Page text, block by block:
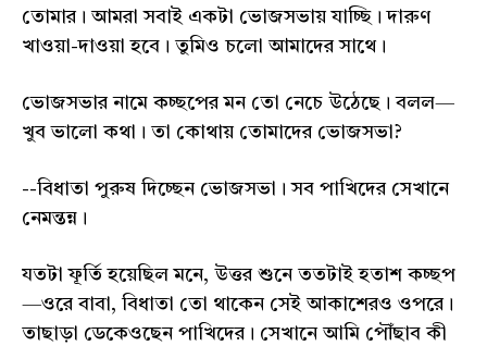
তোমার। আমরা সবাই একটা ভোজসভায় যাচ্ছি। দারুণ
খাওয়া-দাওয়া হবে। তুমিও চলো আমাদের সাথে।
ভোজসভার নামে কচ্ছপের মন তো নেচে উঠেছে। বলল—
খুব ভালো কথা। তা কোথায় তোমাদের ভোজসভা?
--বিধাতা পুরুষ দিচ্ছেন ভোজসভা। সব পাখিদের সেখানে
নেমন্তন্ন।
যতটা ফূর্তি হয়েছিল মনে, উত্তর শুনে ততটাই হতাশ কচ্ছপ
—ওরে বাবা, বিধাতা তো থাকেন সেই আকাশেরও ওপরে।
তাছাড়া ডেকেওছেন পাখিদের। সেখানে আমি পৌঁছাব কী